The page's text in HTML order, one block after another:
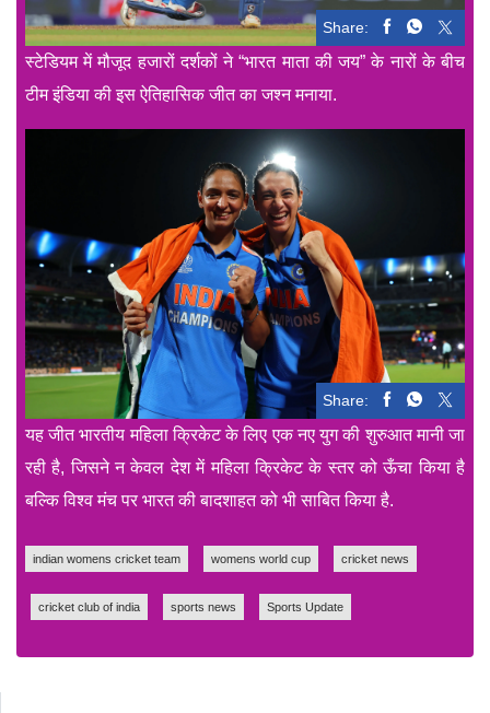
Share:
स्टेडियम में मौजूद हजारों दर्शकों ने “भारत माता की जय” के नारों के बीच
टीम इंडिया की इस ऐतिहासिक जीत का जश्न मनाया.
Share:
यह जीत भारतीय महिला क्रिकेट के लिए एक नए युग की शुरुआत मानी जा
रही है, जिसने न केवल देश में महिला क्रिकेट के स्तर को ऊँचा किया है
बल्कि विश्व मंच पर भारत की बादशाहत को भी साबित किया है.
indian womens cricket team womens world cup cricket news
cricket club of india sports news Sports Update